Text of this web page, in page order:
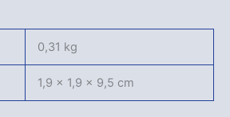
Acabou
0,31 kg
1,9 × 1,9 × 9,5 cm